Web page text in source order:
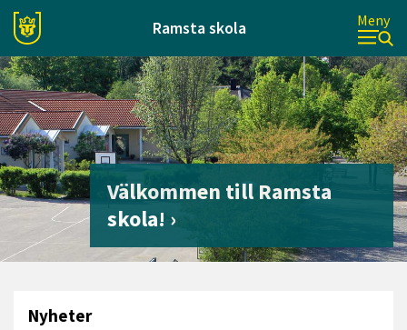
Ramsta skola Meny
Välkommen till Ramsta
skola!
Nyheter